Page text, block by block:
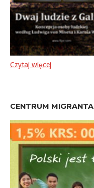
Czytaj więcej
CENTRUM MIGRANTA